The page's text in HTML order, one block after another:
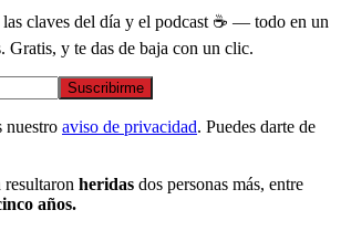
claves del día y el podcast ☕ — todo en un
Gratis, y te das de baja con un clic.
Suscribirme
nuestro aviso de privacidad. Puedes darte de
heridas dos personas más, entre
años.